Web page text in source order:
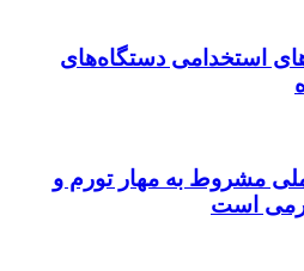
استخدامی دستگاه‌های
مشروط به مهار تورم و
است